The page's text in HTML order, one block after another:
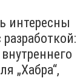
интересны
„Хабра“,